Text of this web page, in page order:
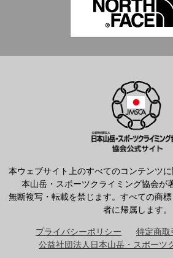
本ウェブサイト上のすべてのコンテンツ
本山岳・スポーツクライミング協会が
無断複写・転載を禁じます。すべての商
者に帰属します。
プライバシーポリシー
特定商
公益社団法人日本山岳・スポーツ